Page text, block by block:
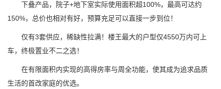
下叠产品，院子+地下室实际使用面积超100%，最高可达约
150%，总价也相对有好，预算充足可以直接一步到位！
仅有3套供应，稀缺性拉满！楼王最大的户型仅4550万内可上
车，终极置业不二之选！
在有限面积内实现的高得房率与周全功能，使其成为追求品质
生活的首改家庭的优选。